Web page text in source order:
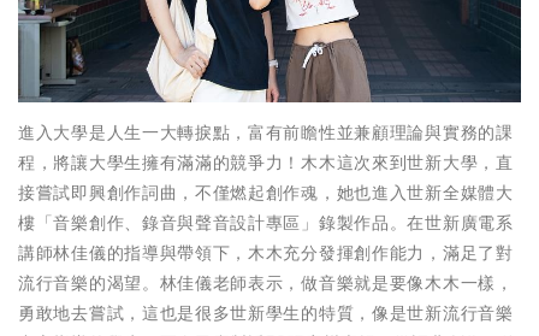
進入大學是人生一大轉捩點，富有前瞻性並兼顧理論與實務的課
程，將讓大學生擁有滿滿的競爭力！木木這次來到世新大學，直
接嘗試即興創作詞曲，不僅燃起創作魂，她也進入世新全媒體大
樓「音樂創作、錄音與聲音設計專區」錄製作品。在世新廣電系
講師林佳儀的指導與帶領下，木木充分發揮創作能力，滿足了對
流行音樂的渴望。林佳儀老師表示，做音樂就是要像木木一樣，
勇敢地去嘗試，這也是很多世新學生的特質，像是世新流行音樂